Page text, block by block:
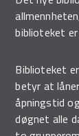
biblioteket
Biblioteket
betyr at
åpningstid
døgnet alle